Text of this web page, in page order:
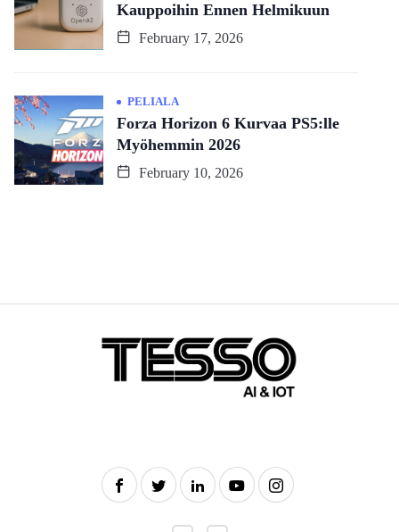
Kauppoihin Ennen Helmikuun
February 17, 2026
PELIALA
Forza Horizon 6 Kurvaa PS5:lle
Myöhemmin 2026
February 10, 2026